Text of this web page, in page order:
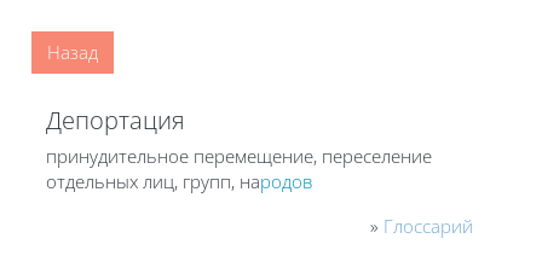
Назад
Депортация
принудительное перемещение, переселение
отдельных лиц, групп, народов
» Глоссарий